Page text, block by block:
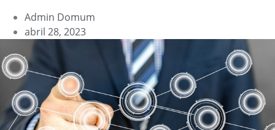
Admin Domum
abril 28, 2023